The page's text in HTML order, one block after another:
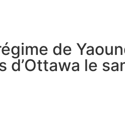
de
d’Ottawa le